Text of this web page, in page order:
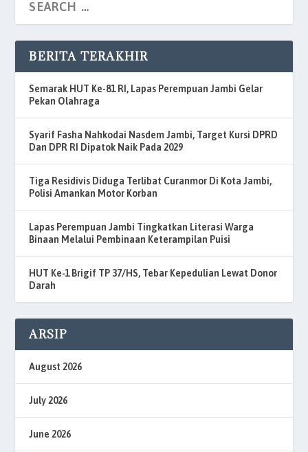
BERITA TERAKHIR
Semarak HUT Ke-81 RI, Lapas Perempuan Jambi Gelar
Pekan Olahraga
Syarif Fasha Nahkodai Nasdem Jambi, Target Kursi DPRD
Dan DPR RI Dipatok Naik Pada 2029
Tiga Residivis Diduga Terlibat Curanmor Di Kota Jambi,
Polisi Amankan Motor Korban
Lapas Perempuan Jambi Tingkatkan Literasi Warga
Binaan Melalui Pembinaan Keterampilan Puisi
HUT Ke-1 Brigif TP 37/HS, Tebar Kepedulian Lewat Donor
Darah
ARSIP
August 2026
July 2026
June 2026